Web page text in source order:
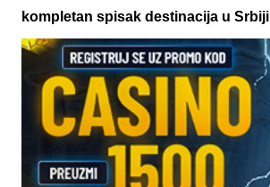
kompletan spisak destinacija u Srbiji